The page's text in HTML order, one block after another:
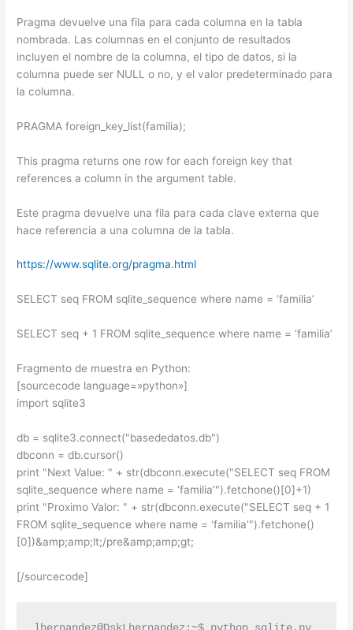
Pragma devuelve una fila para cada columna en la tabla
nombrada. Las columnas en el conjunto de resultados
incluyen el nombre de la columna, el tipo de datos, si la
columna puede ser NULL o no, y el valor predeterminado para
la columna.
PRAGMA foreign_key_list(familia);
This pragma returns one row for each foreign key that
references a column in the argument table.
Este pragma devuelve una fila para cada clave externa que
hace referencia a una columna de la tabla.
https://www.sqlite.org/pragma.html
SELECT seq FROM sqlite_sequence where name = ‘familia’
SELECT seq + 1 FROM sqlite_sequence where name = ‘familia’
Fragmento de muestra en Python:
[sourcecode language=»python»]
import sqlite3
db = sqlite3.connect("basededatos.db")
dbconn = db.cursor()
print "Next Value: " + str(dbconn.execute("SELECT seq FROM
sqlite_sequence where name = ‘familia’").fetchone()[0]+1)
print "Proximo Valor: " + str(dbconn.execute("SELECT seq + 1
FROM sqlite_sequence where name = ‘familia’").fetchone()
[0])&amp;amp;lt;/pre&amp;amp;gt;
[/sourcecode]